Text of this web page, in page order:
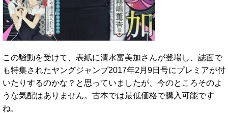
この騒動を受けて、表紙に清水富美加さんが登場し、誌面で
も特集されたヤングジャンプ2017年2月9日号にプレミアが付
いたりするのかな？と思っていましたが、今のところそのよ
うな気配はありません。古本では最低価格で購入可能です
ね。